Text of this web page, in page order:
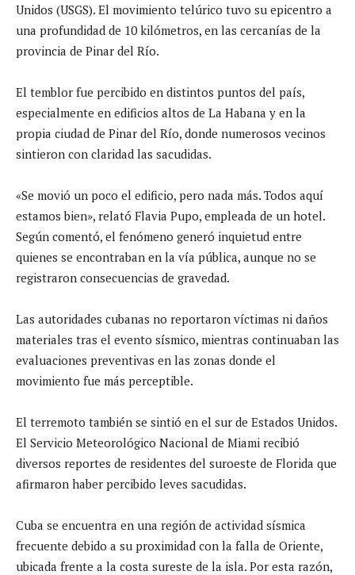
Unidos (USGS). El movimiento telúrico tuvo su epicentro a
una profundidad de 10 kilómetros, en las cercanías de la
provincia de Pinar del Río.
El temblor fue percibido en distintos puntos del país,
especialmente en edificios altos de La Habana y en la
propia ciudad de Pinar del Río, donde numerosos vecinos
sintieron con claridad las sacudidas.
«Se movió un poco el edificio, pero nada más. Todos aquí
estamos bien», relató Flavia Pupo, empleada de un hotel.
Según comentó, el fenómeno generó inquietud entre
quienes se encontraban en la vía pública, aunque no se
registraron consecuencias de gravedad.
Las autoridades cubanas no reportaron víctimas ni daños
materiales tras el evento sísmico, mientras continuaban las
evaluaciones preventivas en las zonas donde el
movimiento fue más perceptible.
El terremoto también se sintió en el sur de Estados Unidos.
El Servicio Meteorológico Nacional de Miami recibió
diversos reportes de residentes del suroeste de Florida que
afirmaron haber percibido leves sacudidas.
Cuba se encuentra en una región de actividad sísmica
frecuente debido a su proximidad con la falla de Oriente,
ubicada frente a la costa sureste de la isla. Por esta razón,